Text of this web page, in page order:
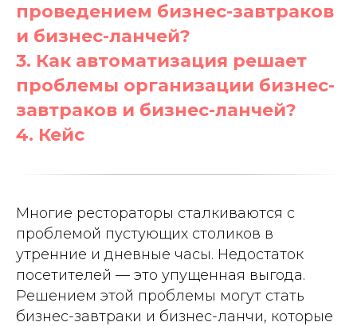
проведением бизнес-завтраков
и бизнес-ланчей?
3. Как автоматизация решает
проблемы организации бизнес-
завтраков и бизнес-ланчей?
4. Кейс
Многие рестораторы сталкиваются с
проблемой пустующих столиков в
утренние и дневные часы. Недостаток
посетителей — это упущенная выгода.
Решением этой проблемы могут стать
бизнес-завтраки и бизнес-ланчи, которые